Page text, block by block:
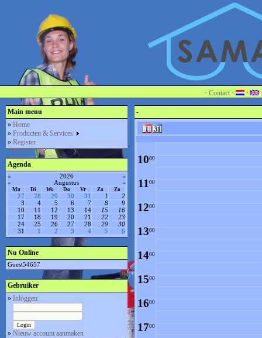
· Contact · ·
-
700
900
1000
1100
1200
1300
1400
1500
1600
1700
Main menu
» Home
» Producten & Services
» Register
Agenda
« 2026
»
«
Augustus »
Ma Di Wo Do Vr Za Zo
27 28 29 30 31 1
2
3
4 5 6 7 8
9
10
11 12 13 14 15
16
17
18 19 20 21 22
23
24
25 26 27 28 29
30
31
1 2 3 4 5 6
Nu Online
Guest54657
Gebruiker
» Inloggen:
» Nieuw account aanmaken